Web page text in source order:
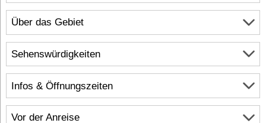
Über das Gebiet
Infos & Öffnungszeiten
Vor der Anreise
Sehenswürdigkeiten